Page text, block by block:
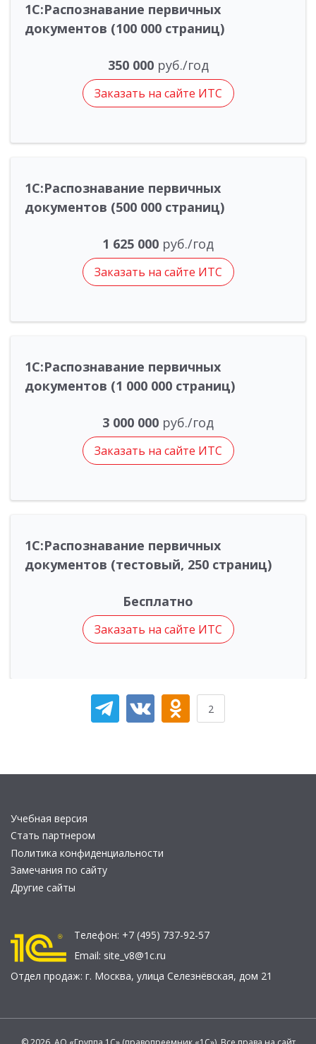
1С:Распознавание первичных
документов (100 000 страниц)
350 000 руб./год
Заказать на сайте ИТС
1С:Распознавание первичных
документов (500 000 страниц)
1 625 000 руб./год
Заказать на сайте ИТС
1С:Распознавание первичных
документов (1 000 000 страниц)
3 000 000 руб./год
Заказать на сайте ИТС
1С:Распознавание первичных
документов (тестовый, 250 страниц)
Бесплатно
Заказать на сайте ИТС
2
Учебная версия
Стать партнером
Политика конфиденциальности
Замечания по сайту
Другие сайты
Телефон: +7 (495) 737-92-57
Email: site_v8@1c.ru
Отдел продаж: г. Москва, улица Селезнёвская, дом 21